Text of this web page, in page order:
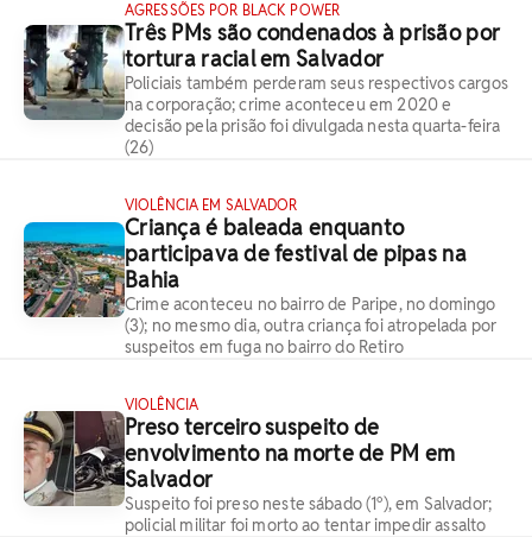
AGRESSÕES POR BLACK POWER
Três PMs são condenados à prisão por
tortura racial em Salvador
Policiais também perderam seus respectivos cargos
na corporação; crime aconteceu em 2020 e
decisão pela prisão foi divulgada nesta quarta-feira
(26)
VIOLÊNCIA EM SALVADOR
Criança é baleada enquanto
participava de festival de pipas na
Bahia
Crime aconteceu no bairro de Paripe, no domingo
(3); no mesmo dia, outra criança foi atropelada por
suspeitos em fuga no bairro do Retiro
VIOLÊNCIA
Preso terceiro suspeito de
envolvimento na morte de PM em
Salvador
Suspeito foi preso neste sábado (1º), em Salvador;
policial militar foi morto ao tentar impedir assalto